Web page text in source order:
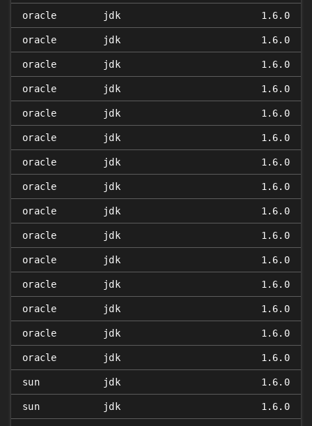
oracle jdk 1.6.0
oracle jdk 1.6.0
oracle jdk 1.6.0
oracle jdk 1.6.0
oracle jdk 1.6.0
oracle jdk 1.6.0
oracle jdk 1.6.0
oracle jdk 1.6.0
oracle jdk 1.6.0
oracle jdk 1.6.0
oracle jdk 1.6.0
oracle jdk 1.6.0
oracle jdk 1.6.0
oracle jdk 1.6.0
oracle jdk 1.6.0
sun jdk 1.6.0
sun jdk 1.6.0